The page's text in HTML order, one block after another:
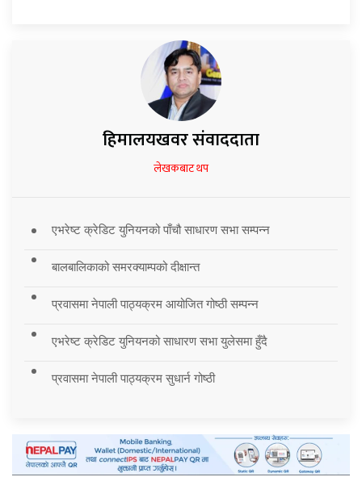
हिमालयखवर संवाददाता
लेखकबाट थप
एभरेष्ट क्रेडिट युनियनको पाँचौ साधारण सभा सम्पन्न
बालबालिकाको समरक्याम्पको दीक्षान्त
प्रवासमा नेपाली पाठ्यक्रम आयोजित गोष्ठी सम्पन्न
एभरेष्ट क्रेडिट युनियनको साधारण सभा युलेसमा हुँदै
प्रवासमा नेपाली पाठ्यक्रम सुधार्न गोष्ठी